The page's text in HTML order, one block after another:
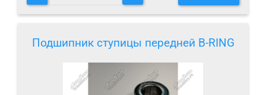
Подшипник ступицы передней B-RING